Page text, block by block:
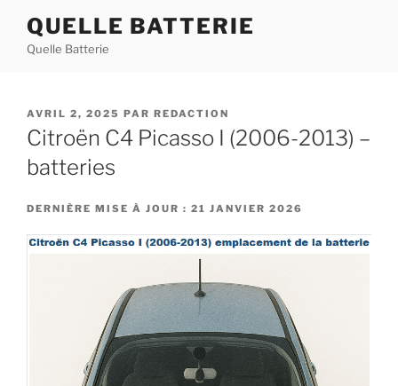
contenu
QUELLE BATTERIE
Quelle Batterie
PUBLIÉ
LE
AVRIL 2, 2025 PAR REDACTION
Citroën C4 Picasso I (2006-2013) –
batteries
DERNIÈRE MISE À JOUR : 21 JANVIER 2026